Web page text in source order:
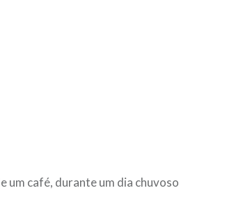
um café, durante um dia chuvoso